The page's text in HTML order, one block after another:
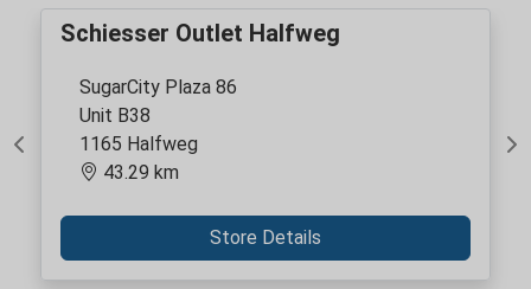
Previous
Schiesser Outlet Halfweg
SugarCity Plaza 86
Unit B38
1165 Halfweg
43.29 km
Store Details